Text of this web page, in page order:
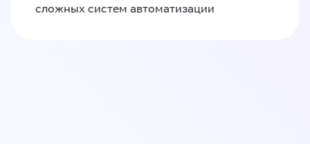
сложных систем автоматизации